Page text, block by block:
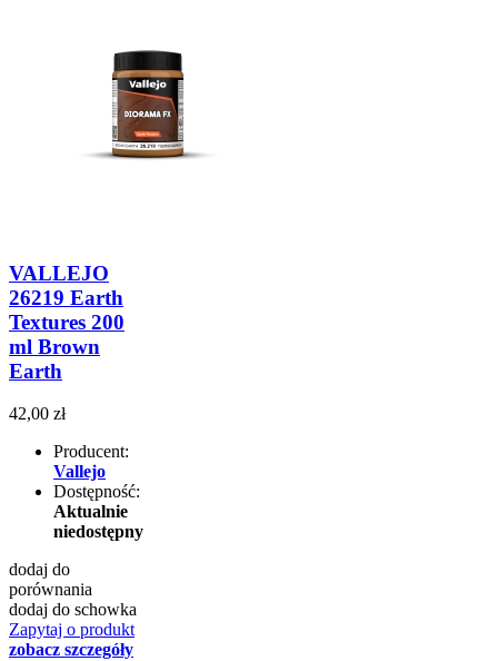
VALLEJO
26219 Earth
Textures 200
ml Brown
Earth
42,00 zł
Producent:
Vallejo
Dostępność:
Aktualnie
niedostępny
dodaj do
porównania
dodaj do schowka
Zapytaj o produkt
zobacz szczegóły